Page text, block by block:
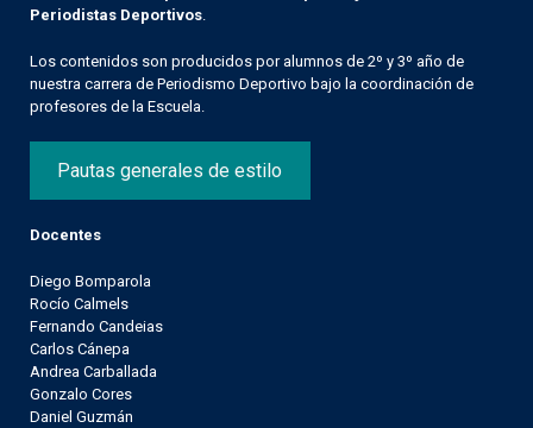
Periodistas Deportivos
Los contenidos son producidos por alumnos de 2º y 3º año de
nuestra carrera de Periodismo Deportivo bajo la coordinación de
profesores de la Escuela.
Pautas generales de estilo
Docentes
Diego Bomparola
Rocío Calmels
Fernando Candeias
Carlos Cánepa
Andrea Carballada
Gonzalo Cores
Daniel Guzmán